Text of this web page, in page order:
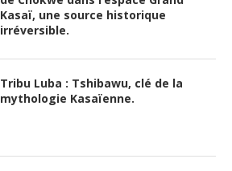
Kasaï, une source historique
irréversible.
Tribu Luba : Tshibawu, clé de la
mythologie Kasaïenne.